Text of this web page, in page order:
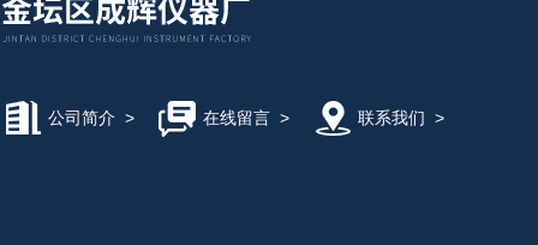
公司简介 > 在线留言> 联系我们 >